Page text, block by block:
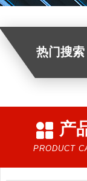
热门搜索
产
PRODUCT